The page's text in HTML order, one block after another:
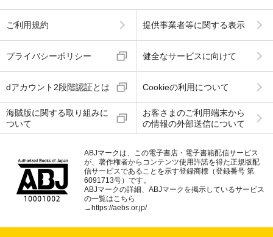
ご利用規約 提供事業者等に関する表示
プライバシーポリシー 健全なサービスに向けて
dアカウント2段階認証とは Cookieの利用について
海賊版に関する取り組みに
ついて
お客さまのご利用端末から
の情報の外部送信について
ABJマークは、この電子書店・電子書籍配信サービス
が、著作権者からコンテンツ使用許諾を得た正規版配
信サービスであることを示す登録商標（登録番号 第
6091713号）です。
ABJマークの詳細、ABJマークを掲示しているサービス
の一覧はこちら
→https://aebs.or.jp/